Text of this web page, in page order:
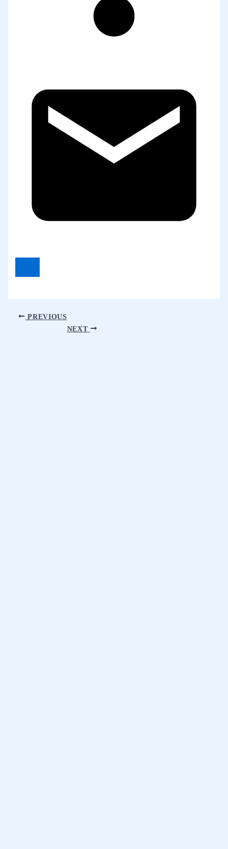
PREVIOUS
NEXT